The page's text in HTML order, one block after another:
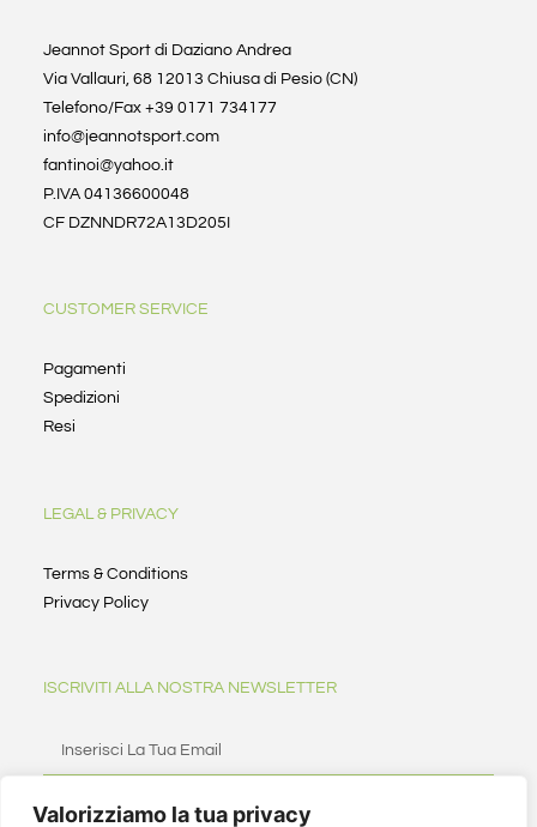
Valorizziamo la tua privacy
Jeannot Sport di Daziano Andrea
Via Vallauri, 68 12013 Chiusa di Pesio (CN)
Telefono/Fax +39 0171 734177
info@jeannotsport.com
fantinoi@yahoo.it
P.IVA 04136600048
CF DZNNDR72A13D205I
CUSTOMER SERVICE
Pagamenti
Spedizioni
Resi
LEGAL & PRIVACY
Terms & Conditions
Privacy Policy
ISCRIVITI ALLA NOSTRA NEWSLETTER